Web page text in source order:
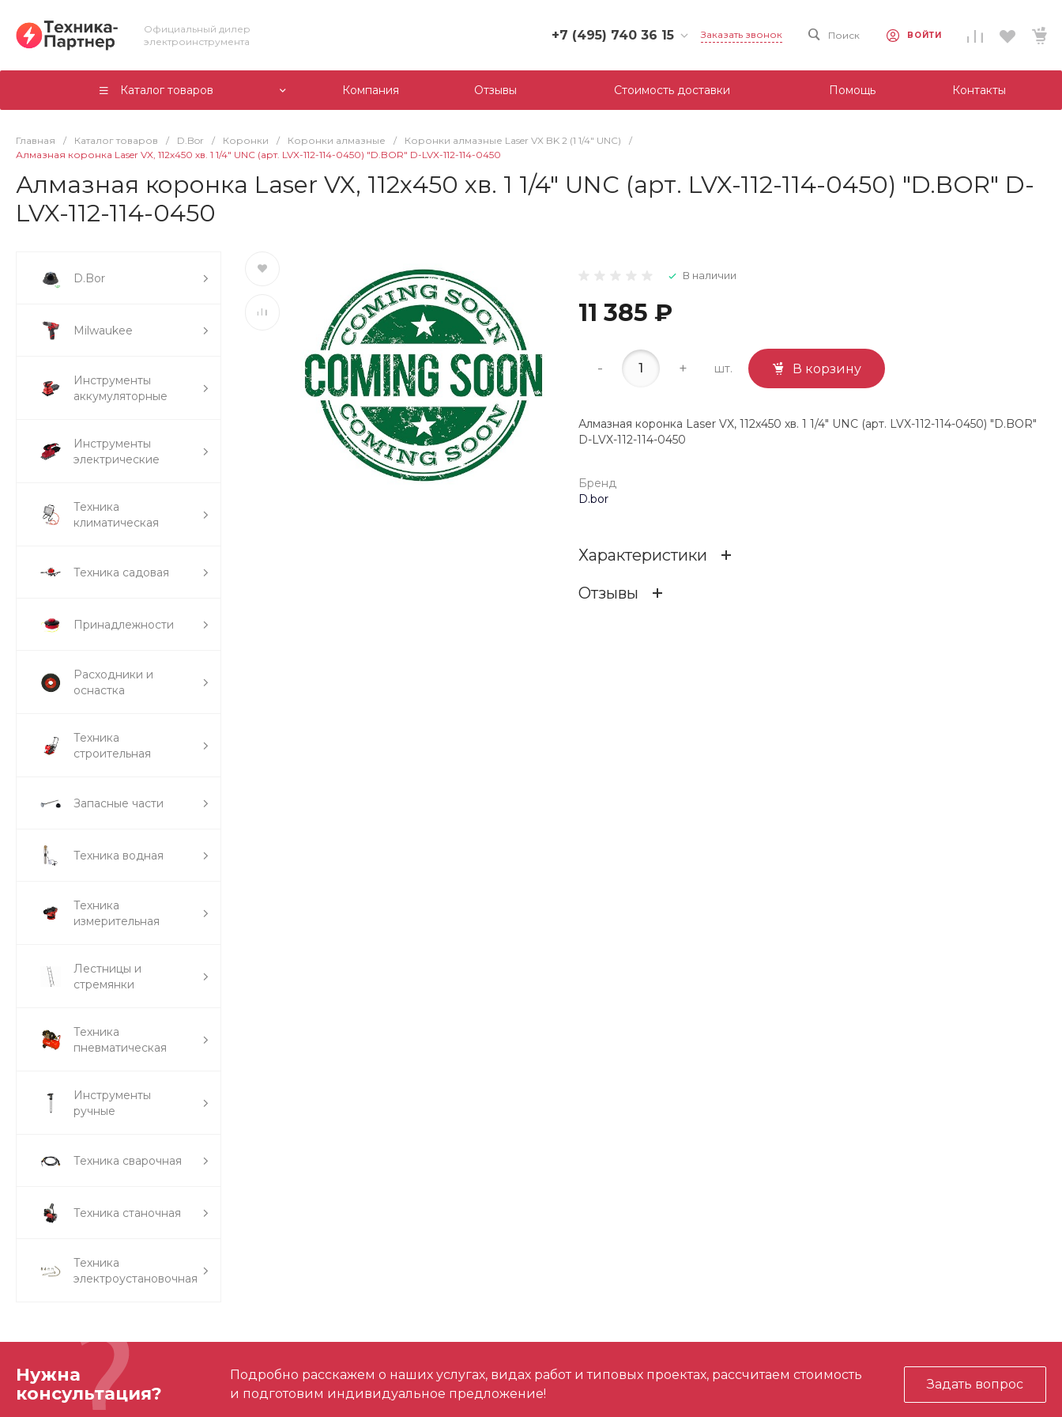
Официальный дилер
электроинструмента
+7 (495) 740 36 15
+7 (495) 740 36 15
г. Москва, Филевский
Заказать звонок Поиск ВОЙТИ
Каталог товаров Компания Отзывы Стоимость доставки Помощь Контакты
Главная / Каталог товаров / D.Bor / Коронки / Коронки алмазные / Коронки алмазные Laser VX BK 2 (1 1/4" UNC)
/
Алмазная коронка Laser VX, 112х450 хв. 1 1/4" UNC (арт. LVX-112-114-0450) "D.BOR" D-LVX-112-114-0450
Алмазная коронка Laser VX, 112х450 хв. 1 1/4" UNC (арт. LVX-112-114-0450) "D.BOR" D-
LVX-112-114-0450
D.Bor
Milwaukee
Инструменты
аккумуляторные
Инструменты
электрические
Техника
климатическая
Техника садовая
Принадлежности
Расходники и
оснастка
Техника
строительная
Запасные части
Техника водная
Техника
измерительная
Лестницы и
стремянки
Техника
пневматическая
Инструменты
ручные
Техника сварочная
Техника станочная
Техника
электроустановочная
В наличии
11 385 ₽
- + шт. В корзину
Алмазная коронка Laser VX, 112х450 хв. 1 1/4" UNC (арт. LVX-112-114-0450) "D.BOR"
D-LVX-112-114-0450
Бренд
D.bor
Характеристики
Отзывы
Нужна
консультация?
Подробно расскажем о наших услугах, видах работ и типовых проектах, рассчитаем стоимость
и подготовим индивидуальное предложение!
Задать вопрос